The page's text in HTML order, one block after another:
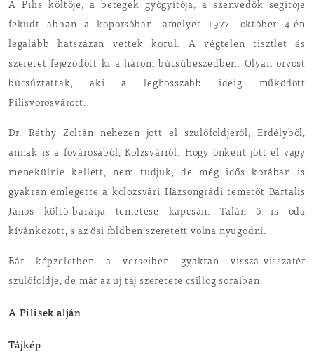
A Pilis költője, a betegek gyógyítója, a szenvedők segítője
feküdt abban a koporsóban, amelyet 1977. október 4-én
legalább hatszázan vettek körül. A végtelen tisztlet és
szeretet fejeződött ki a három búcsúbeszédben. Olyan orvost
búcsúztattak, aki a leghosszabb ideig működött
Pilisvörösvárott.
Dr. Réthy Zoltán nehezen jött el szülőföldjéről, Erdélyből,
annak is a fővárosából, Kolzsvárról. Hogy önként jött el vagy
menekülnie kellett, nem tudjuk, de még idős korában is
gyakran emlegette a kolozsvári Házsongrádi temetőt Bartalis
János költő-barátja temetése kapcsán. Talán ő is oda
kívánkozott, s az ősi földben szeretett volna nyugodni.
Bár képzeletben a verseiben gyakran vissza-visszatér
szülőföldje, de már az új táj szeretete csillog soraiban.
A Pilisek alján
Tájkép